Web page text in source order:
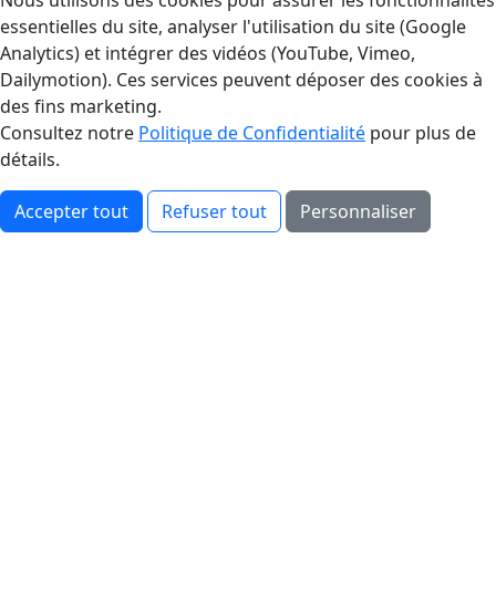
essentielles du site, analyser l'utilisation du site (Google
Analytics) et intégrer des vidéos (YouTube, Vimeo,
Dailymotion). Ces services peuvent déposer des cookies à
des fins marketing.
Consultez notre Politique de Confidentialité pour plus de
détails.
Accepter tout Refuser tout Personnaliser